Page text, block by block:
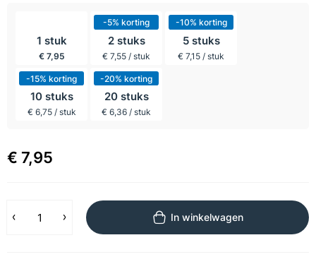
1 stuk
€ 7,95
-5% korting
2 stuks
€ 7,55 / stuk
-10% korting
5 stuks
€ 7,15 / stuk
-15% korting
10 stuks
€ 6,75 / stuk
-20% korting
20 stuks
€ 6,36 / stuk
€ 7,95
In winkelwagen